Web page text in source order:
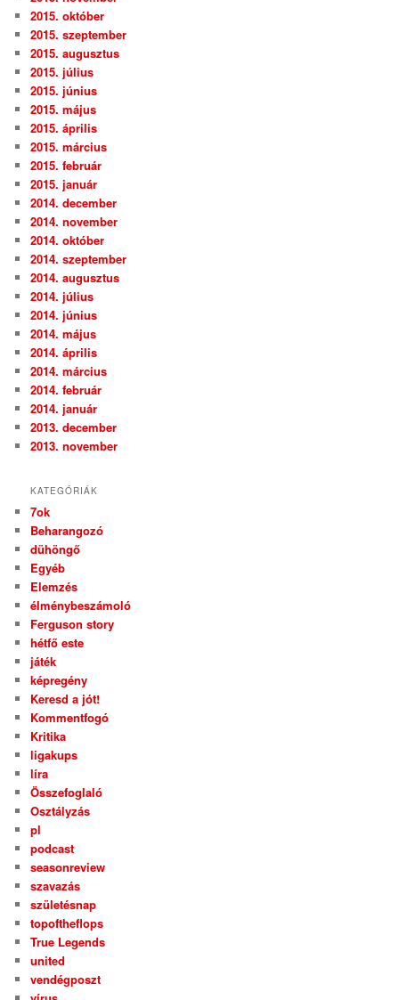
2015. október
2015. szeptember
2015. augusztus
2015. július
2015. június
2015. május
2015. április
2015. március
2015. február
2015. január
2014. december
2014. november
2014. október
2014. szeptember
2014. augusztus
2014. július
2014. június
2014. május
2014. április
2014. március
2014. február
2014. január
2013. december
2013. november
KATEGÓRIÁK
7ok
Beharangozó
dühöngő
Egyéb
Elemzés
élménybeszámoló
Ferguson story
hétfő este
játék
képregény
Keresd a jót!
Kommentfogó
Kritika
ligakups
líra
Összefoglaló
Osztályzás
pl
podcast
seasonreview
szavazás
születésnap
topoftheflops
True Legends
united
vendégposzt